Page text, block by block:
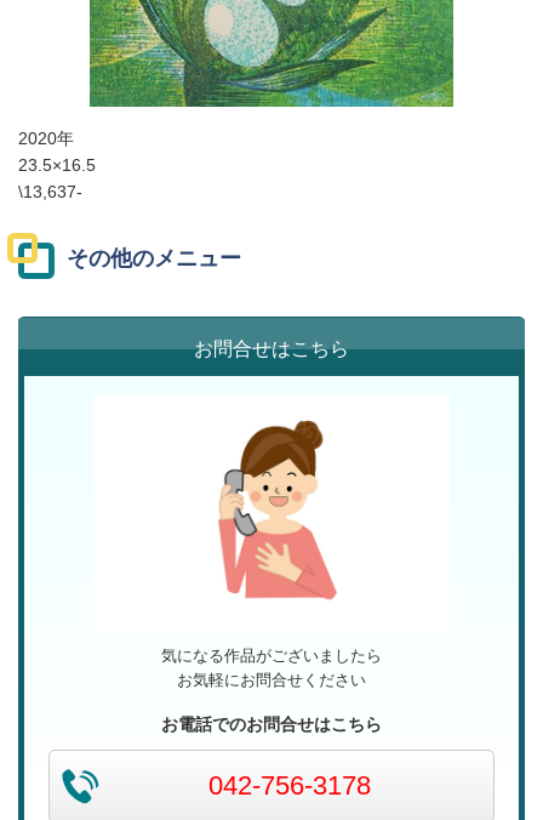
2020年
23.5×16.5
\13,637-
その他のメニュー
お問合せはこちら
気になる作品がございましたら
お気軽にお問合せください
お電話でのお問合せはこちら
042-756-3178